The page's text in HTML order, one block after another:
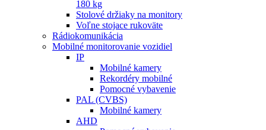
180 kg
Stolové držiaky na monitory
Voľne stojace rukoväte
Rádiokomunikácia
Mobilné monitorovanie vozidiel
IP
Mobilné kamery
Rekordéry mobilné
Pomocné vybavenie
PAL (CVBS)
Mobilné kamery
AHD